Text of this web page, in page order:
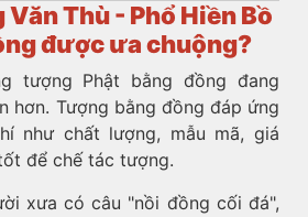
Thù - Phổ Hiền Bồ
được ưa chuộng?
tượng Phật bằng đồng đang
hơn. Tượng bằng đồng đáp ứng
như chất lượng, mẫu mã, giá
để chế tác tượng.
xưa có câu "nồi đồng cối đá",